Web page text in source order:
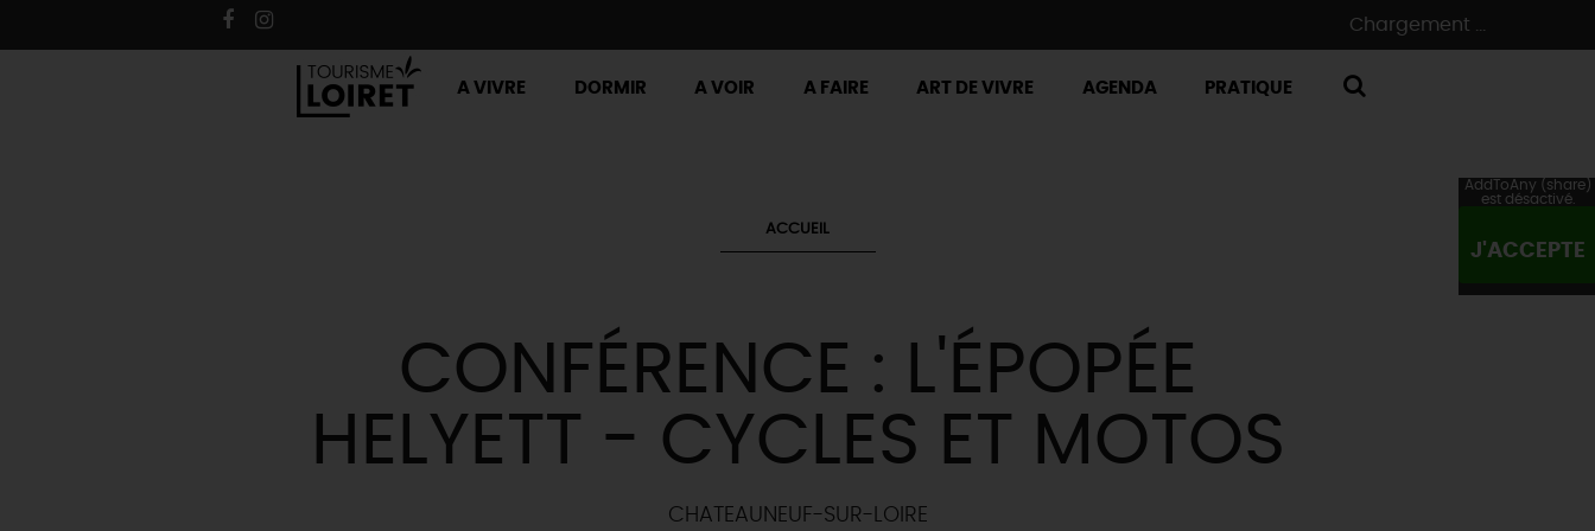
Chargement ...
A VIVRE DORMIR A VOIR A FAIRE ART DE VIVRE AGENDA PRATIQUE
ACCUEIL
CONFÉRENCE : L'ÉPOPÉE
HELYETT - CYCLES ET MOTOS
CHATEAUNEUF-SUR-LOIRE
AddToAny (share)
est désactivé.
J'ACCEPTE